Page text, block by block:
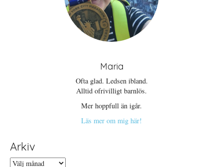
Maria
Ofta glad. Ledsen ibland.
Alltid ofrivilligt barnlös.
Mer hoppfull än igår.
Läs mer om mig här!
Arkiv
Arkiv